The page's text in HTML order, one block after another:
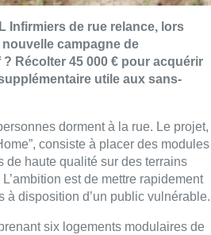
Infirmiers de rue relance, lors
campagne de
Récolter 45 000 € pour acquérir
utile aux sans-
dorment à la rue. Le projet,
consiste à placer des modules
de haute qualité sur des terrains
est de mettre rapidement
à disposition d’un public vulnérable.
six logements modulaires de